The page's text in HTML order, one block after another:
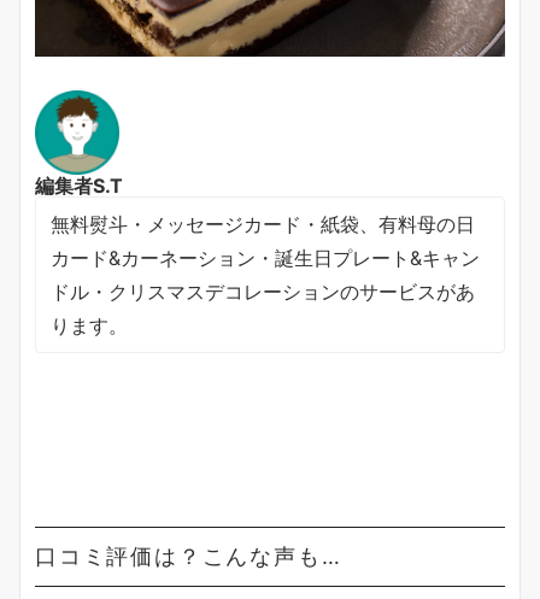
編集者S.T
無料熨斗・メッセージカード・紙袋、有料母の日
カード&カーネーション・誕生日プレート&キャン
ドル・クリスマスデコレーションのサービスがあ
ります。
口コミ評価は？こんな声も…